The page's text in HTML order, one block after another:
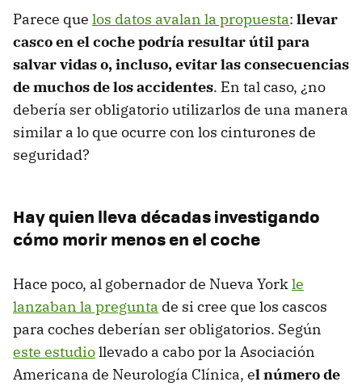
Parece que los datos avalan la propuesta: llevar
casco en el coche podría resultar útil para
salvar vidas o, incluso, evitar las consecuencias
de muchos de los accidentes. En tal caso, ¿no
debería ser obligatorio utilizarlos de una manera
similar a lo que ocurre con los cinturones de
seguridad?
Hay quien lleva décadas investigando
cómo morir menos en el coche
Hace poco, al gobernador de Nueva Yorkle
lanzaban la pregunta de si cree que los cascos
para coches deberían ser obligatorios. Según
este estudiollevado a cabo por la Asociación
Americana de Neurología Clínica, el número de